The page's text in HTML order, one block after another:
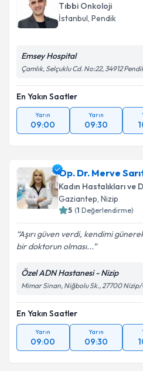
E-posta Adresiniz
Kişisel verilerimin
Metni'ni okudum ve
kapsamda işlenmesini
Takvim
Tıbbi Onkoloji
İstanbul, Pendik
Emsey Hospital
Çamlık, Selçuklu Cd. No:22, 34912
En Yakın Saatler
Yarın
09:00
Yarın
09:30
Op. Dr. Merve
Kadın Hastalıkları ve
Gaziantep, Nizip
5 (1 Değerlendirme)
Aşırı güven verdi, kendimi
bir doktorun olması...
Özel ADN Hastanesi - Nizip
Mimar Sinan, Niğbolu Sk., 27700
En Yakın Saatler
Yarın
09:00
Yarın
09:30